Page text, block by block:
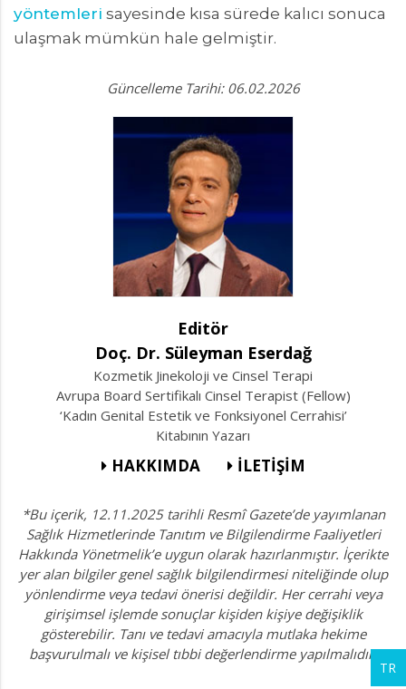
yöntemleri sayesinde kısa sürede kalıcı sonuca
ulaşmak mümkün hale gelmiştir.
Güncelleme Tarihi: 06.02.2026
Editör
Doç. Dr. Süleyman Eserdağ
Kozmetik Jinekoloji ve Cinsel Terapi
Avrupa Board Sertifikalı Cinsel Terapist (Fellow)
‘Kadın Genital Estetik ve Fonksiyonel Cerrahisi’
Kitabının Yazarı
HAKKIMDA İLETİŞİM
*Bu içerik, 12.11.2025 tarihli Resmî Gazete’de yayımlanan
Sağlık Hizmetlerinde Tanıtım ve Bilgilendirme Faaliyetleri
Hakkında Yönetmelik’e uygun olarak hazırlanmıştır. İçerikte
yer alan bilgiler genel sağlık bilgilendirmesi niteliğinde olup
yönlendirme veya tedavi önerisi değildir. Her cerrahi veya
girişimsel işlemde sonuçlar kişiden kişiye değişiklik
gösterebilir. Tanı ve tedavi amacıyla mutlaka hekime
başvurulmalı ve kişisel tıbbi değerlendirme yapılmalıdır.
TR